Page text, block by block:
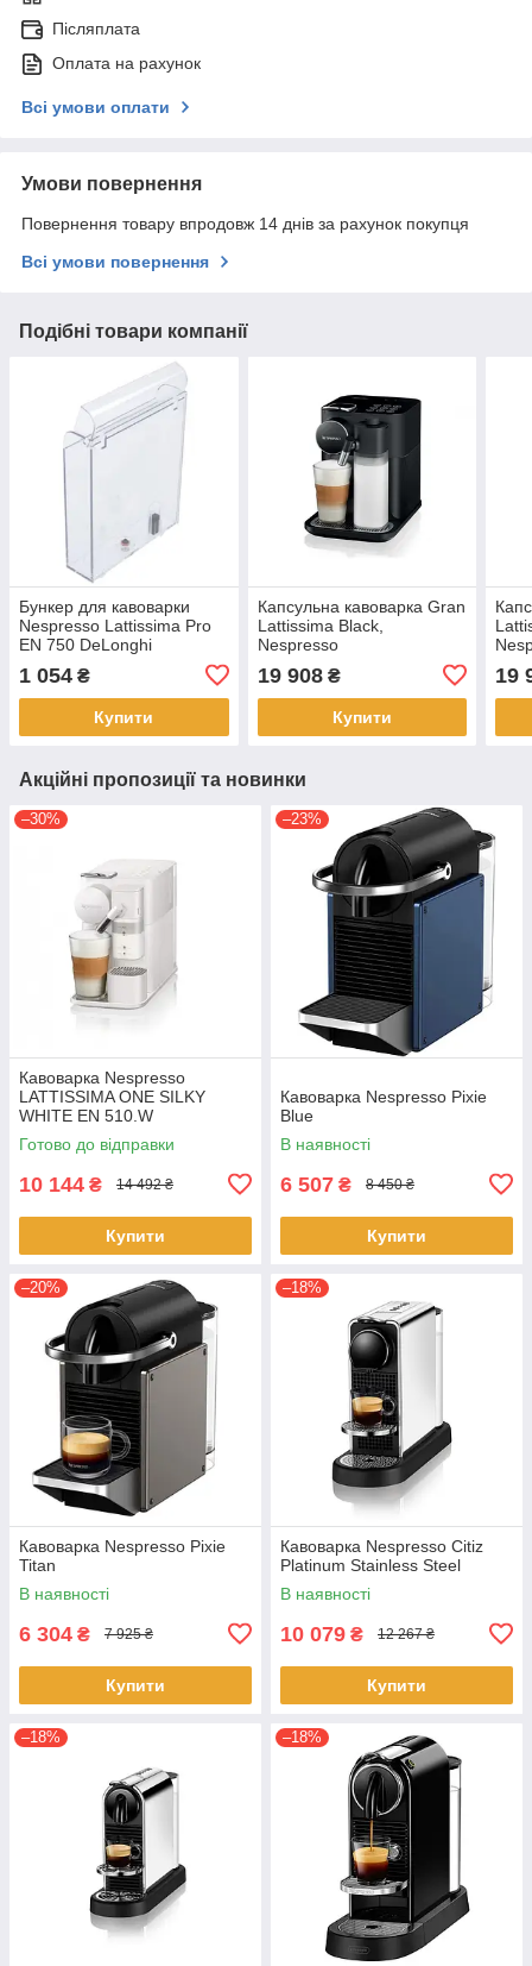
Післяплата
Оплата на рахунок
Всі умови оплати
Умови повернення
Повернення товару впродовж 14 днів за рахунок покупця
Всі умови повернення
Подібні товари компанії
Бункер для кавоварки
Nespresso Lattissima Pro
EN 750 DeLonghi
оригінальний
1 054 ₴
Купити
Капсульна кавоварка Gran
Lattissima Black,
Nespresso
19 908₴
Купити
19
Акційні пропозиції та новинки
–30%
Кавоварка Nespresso
LATTISSIMA ONE SILKY
WHITE EN 510.W
Готово до відправки
10 144 ₴ 14 492 ₴
Купити
–23%
Кавоварка Nespresso Pixie
Blue
В наявності
6 507 ₴ 8 450 ₴
Купити
–20%
Кавоварка Nespresso Pixie
Titan
В наявності
6 304 ₴ 7 925 ₴
Купити
–18%
Кавоварка Nespresso Citiz
Platinum Stainless Steel
В наявності
10 079 ₴ 12 267 ₴
Купити
–18% –18%